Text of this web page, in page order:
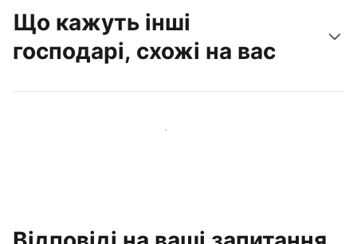
Що кажуть інші
господарі, схожі на вас
Приєднуйтеся до господарів, схожих на вас